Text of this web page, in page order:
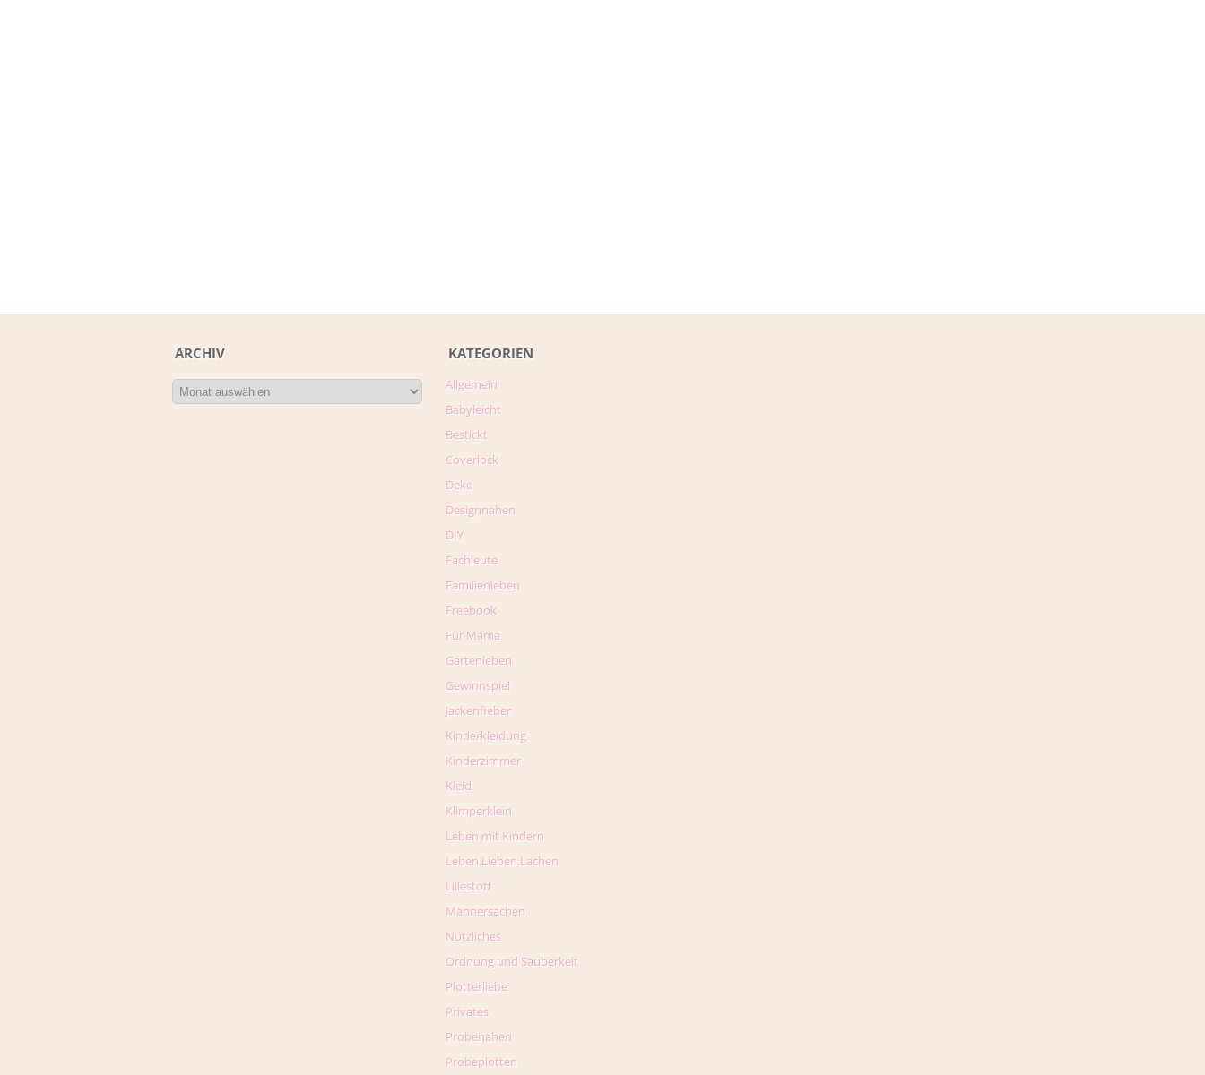
ARCHIV KATEGORIEN
Allgemein
Babyleicht
Bestickt
Coverlock
Deko
Designnähen
DIY
Fachleute
Familienleben
Freebook
Für Mama
Gartenleben
Gewinnspiel
Jackenfieber
Kinderkleidung
Kinderzimmer
Kleid
Klimperklein
Leben mit Kindern
Leben.Lieben.Lachen
Lillestoff
Männersachen
Nützliches
Ordnung und Sauberkeit
Plotterliebe
Privates
Probenähen
Probeplotten